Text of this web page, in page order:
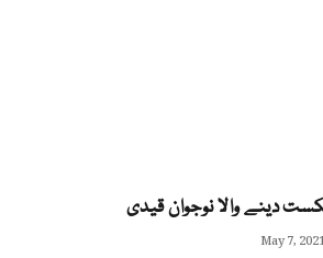
دینے والا نوجوان قیدی
May 7,